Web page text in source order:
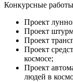
Конкурсные
Проект
Проект
Проект
Проект
космосе;
Проект
людей в